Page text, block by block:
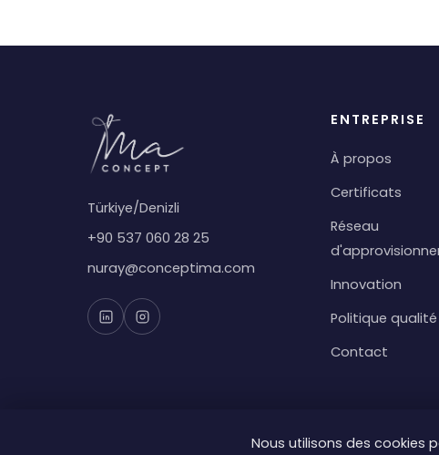
Türkiye/Denizli
+90 537 060 28 25
nuray@conceptima.com
ENTREPRISE
À propos
Certificats
Réseau
Innovation
Politique qualité
Contact
© 2026 IMA Concept. Tous droits réservés.
Nous utilisons des cookies